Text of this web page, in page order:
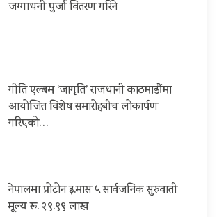
जग्गाधनी पुर्जा वितरण गरिने
गीति एल्बम ‘जागृति’ राजधानी काठमाडौंमा
आयोजित विशेष समारोहबीच लोकार्पण
गरिएको…
नेपालमा प्रोटोन इ.मास ५ सार्वजनिक सुरुवाती
मूल्य रू. २९.९९ लाख